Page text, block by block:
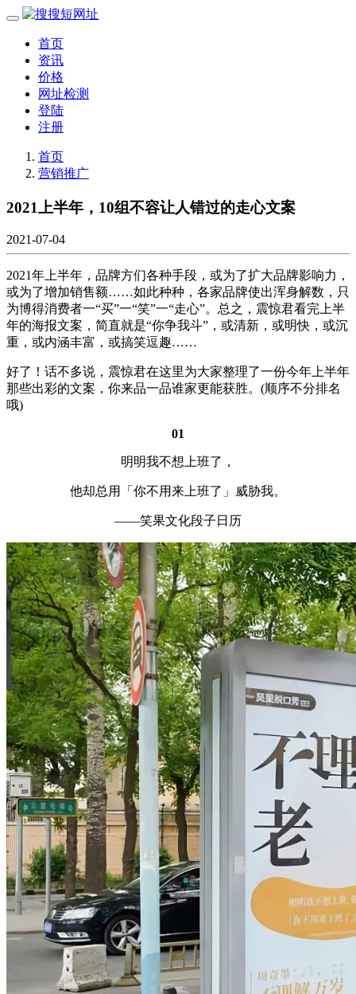
首页
资讯
价格
网址检测
登陆
注册
首页
营销推广
2021上半年，10组不容让人错过的走心文案
2021-07-04
2021年上半年，品牌方们各种手段，或为了扩大品牌影响力，
或为了增加销售额……如此种种，各家品牌使出浑身解数，只
为博得消费者一“买”一“笑”一“走心”。总之，震惊君看完上半
年的海报文案，简直就是“你争我斗”，或清新，或明快，或沉
重，或内涵丰富，或搞笑逗趣……
好了！话不多说，震惊君在这里为大家整理了一份今年上半年
那些出彩的文案，你来品一品谁家更能获胜。(顺序不分排名
哦)
01
明明我不想上班了，
他却总用「你不用来上班了」威胁我。
——笑果文化段子日历